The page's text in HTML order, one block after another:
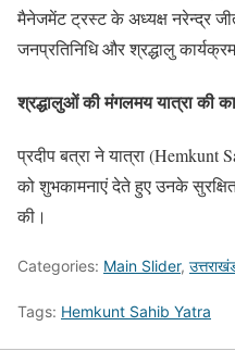
मैनेजमेंट ट्रस्ट के अध्यक्ष नरेन्द्र
जनप्रतिनिधि और श्रद्धालु
श्रद्धालुओं की मंगलमय यात्रा की
प्रदीप बत्रा ने यात्रा
को शुभकामनाएं देते हुए उनके
की।
Categories: Main Slider,
Tags: Hemkunt Sahib Yatra